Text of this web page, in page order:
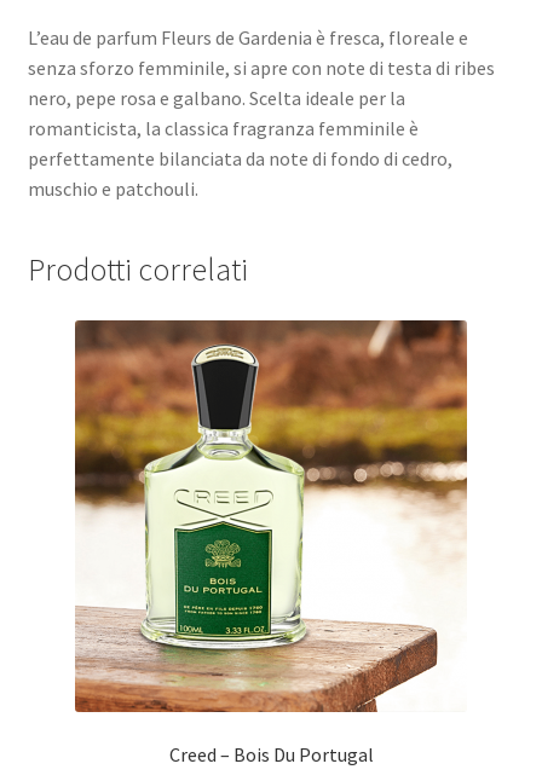
L’eau de parfum Fleurs de Gardenia è fresca, floreale e
senza sforzo femminile, si apre con note di testa di ribes
nero, pepe rosa e galbano. Scelta ideale per la
romanticista, la classica fragranza femminile è
perfettamente bilanciata da note di fondo di cedro,
muschio e patchouli.
Prodotti correlati
Creed – Bois Du Portugal